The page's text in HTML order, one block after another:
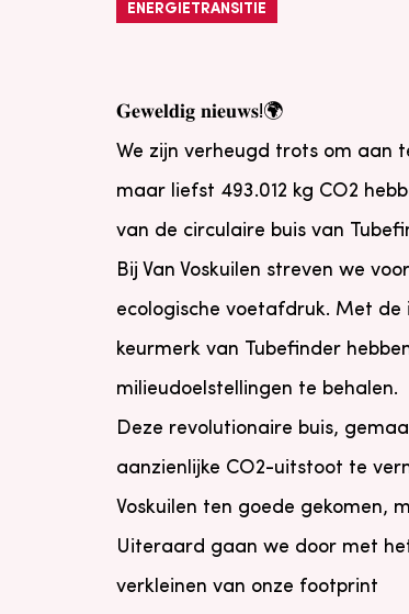
ENERGIETRANSITIE
𝐆𝐞𝐰𝐞𝐥𝐝𝐢𝐠 𝐧𝐢𝐞𝐮𝐰𝐬!🌍
We zijn verheugd trots om aan
maar liefst 493.012 kg CO2
van de circulaire buis van
Bij Van Voskuilen streven we
ecologische voetafdruk. Met de
keurmerk van Tubefinder
milieudoelstellingen te behalen.
Deze revolutionaire buis,
aanzienlijke CO2-uitstoot te
Voskuilen ten goede gekomen,
Uiteraard gaan we door met
verkleinen van onze footprint